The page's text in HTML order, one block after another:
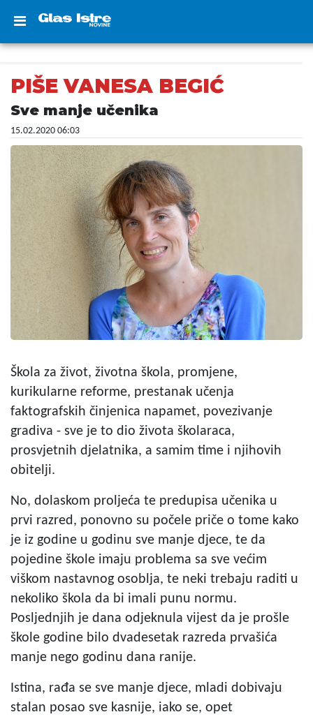
PIŠE VANESA BEGIĆ
Sve manje učenika
15.02.2020 06:03
Škola za život, životna škola, promjene,
kurikularne reforme, prestanak učenja
faktografskih činjenica napamet, povezivanje
gradiva - sve je to dio života školaraca,
prosvjetnih djelatnika, a samim time i njihovih
obitelji.
No, dolaskom proljeća te predupisa učenika u
prvi razred, ponovno su počele priče o tome kako
je iz godine u godinu sve manje djece, te da
pojedine škole imaju problema sa sve većim
viškom nastavnog osoblja, te neki trebaju raditi u
nekoliko škola da bi imali punu normu.
Posljednjih je dana odjeknula vijest da je prošle
škole godine bilo dvadesetak razreda prvašića
manje nego godinu dana ranije.
Istina, rađa se sve manje djece, mladi dobivaju
stalan posao sve kasnije, iako se, opet